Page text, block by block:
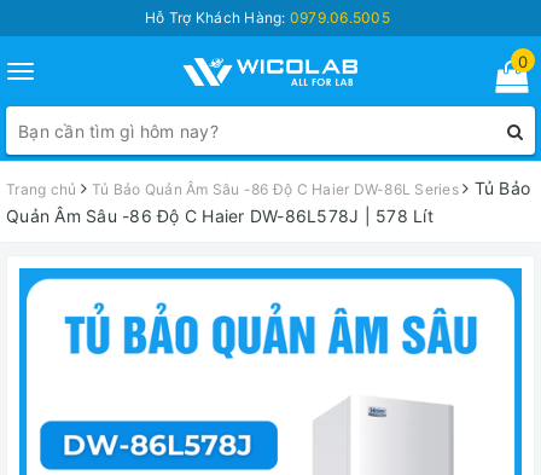
Hỗ Trợ Khách Hàng: 0979.06.5005
Toggle
navigation
0
Trang chủ Tủ Bảo Quản Âm Sâu -86 Độ C Haier DW-86L Series
Tủ Bảo
Quản Âm Sâu -86 Độ C Haier DW-86L578J | 578 Lít